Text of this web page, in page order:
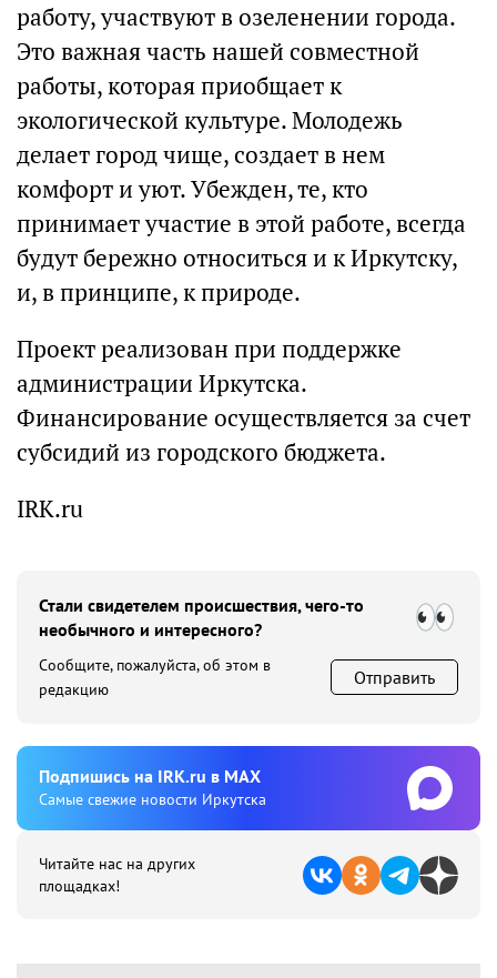
работу, участвуют в озеленении города.
Это важная часть нашей совместной
работы, которая приобщает к
экологической культуре. Молодежь
делает город чище, создает в нем
комфорт и уют. Убежден, те, кто
принимает участие в этой работе, всегда
будут бережно относиться и к Иркутску,
и, в принципе, к природе.
Проект реализован при поддержке
администрации Иркутска.
Финансирование осуществляется за счет
субсидий из городского бюджета.
IRK.ru
Стали свидетелем происшествия, чего-то
необычного и интересного?
Сообщите, пожалуйста, об этом в
редакцию
Отправить
Подпишиcь на IRK.ru в MAX
Cамые свежие новости Иркутска
Читайте нас на других
площадках!